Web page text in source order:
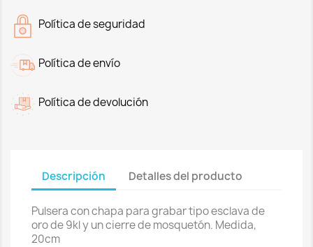
Política de seguridad
Política de envío
Política de devolución
Descripción Detalles del producto
Pulsera con chapa para grabar tipo esclava de
oro de 9kl y un cierre de mosquetón. Medida,
20cm